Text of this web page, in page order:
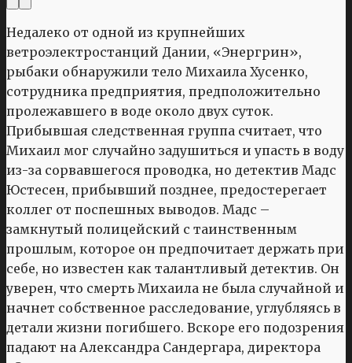
Недалеко от одной из крупнейших
ветроэлектростанций Дании, «Энергрин»,
рыбаки обнаружили тело Михаила Хусенко,
сотрудника предприятия, предположительно
пролежавшего в воде около двух суток.
Прибывшая следственная группа считает, что
Михаил мог случайно задушиться и упасть в воду
из-за сорвавшегося проводка, но детектив Мадс
Юстесен, прибывший позднее, предостерегает
коллег от поспешных выводов. Мадс –
замкнутый полицейский с таинственным
прошлым, которое он предпочитает держать при
себе, но известен как талантливый детектив. Он
уверен, что смерть Михаила не была случайной и
начнет собственное расследование, углубляясь в
детали жизни погибшего. Вскоре его подозрения
падают на Александра Сандергара, директора